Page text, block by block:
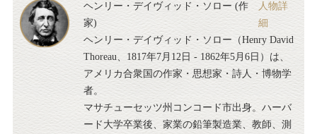
ヘンリー・デイヴィッド・ソロー (作
家)
人物詳
細
ヘンリー・デイヴィッド・ソロー（Henry David
Thoreau、1817年7月12日 - 1862年5月6日）は、
アメリカ合衆国の作家・思想家・詩人・博物学
者。
マサチューセッツ州コンコード市出身。ハーバ
ード大学卒業後、家業の鉛筆製造業、教師、測